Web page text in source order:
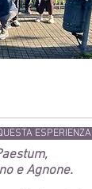
e Agnone.
ESPERIENZA